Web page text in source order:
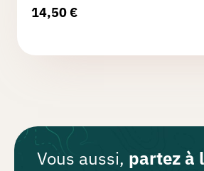
14,50 €
Vous aussi, partez à